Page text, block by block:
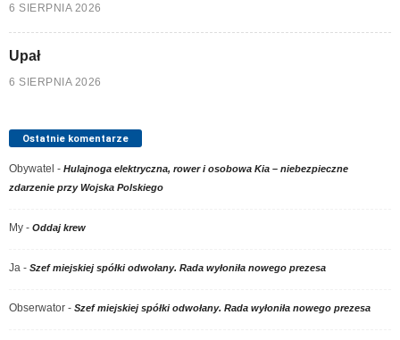
6 SIERPNIA 2026
Upał
6 SIERPNIA 2026
Ostatnie komentarze
Obywatel - Hulajnoga elektryczna, rower i osobowa Kia – niebezpieczne
zdarzenie przy Wojska Polskiego
My - Oddaj krew
Ja - Szef miejskiej spółki odwołany. Rada wyłoniła nowego prezesa
Obserwator - Szef miejskiej spółki odwołany. Rada wyłoniła nowego prezesa